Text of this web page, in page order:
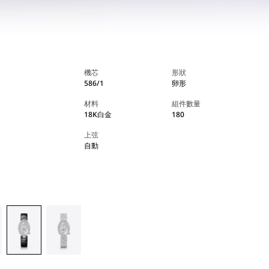
機芯
586/1
形狀
卵形
材料
18K白金
組件數量
180
上弦
自動